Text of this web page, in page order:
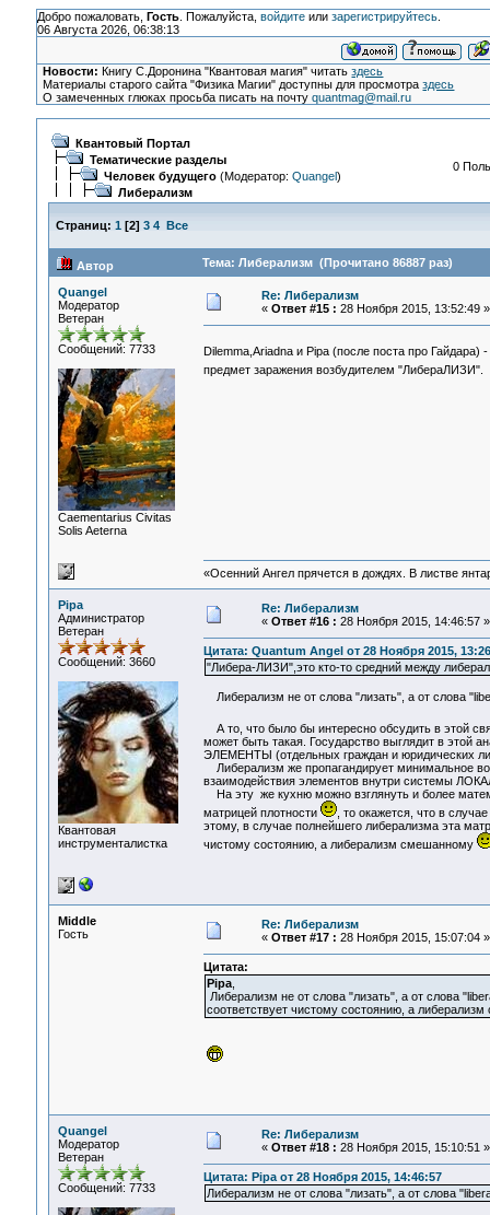
Добро пожаловать, Гость. Пожалуйста, войдитеили зарегистрируйтесь.
06 Августа 2026, 06:38:13
Новости: Книгу С.Доронина "Квантовая магия" читатьздесь
Материалы старого сайта "Физика Магии" доступны для просмотраздесь
О замеченных глюках просьба писать на почтуquantmag@mail.ru
Квантовый Портал
Тематические разделы
Человек будущего(Модератор: Quangel)
Либерализм
0
Страниц: 1 [2] 3 4 Все
Автор Тема: Либерализм (Прочитано 86887 раз)
Quangel
Модератор
Ветеран
Сообщений: 7733
Сaementarius Civitas
Solis Aeterna
Re: Либерализм
« Ответ #15 : 28 Ноября 2015, 13:52:49 »
Dilemma,Ariadna и Pipa (после поста про
предмет заражения возбудителем "ЛибераЛИЗИ".
«Осенний Ангел прячется в дождях. В листве
Pipa
Администратор
Ветеран
Сообщений: 3660
Квантовая
инструменталистка
Re: Либерализм
« Ответ #16 : 28 Ноября 2015, 14:46:57 »
Цитата: Quantum Angel от 28 Ноября 2015,
"Либера-ЛИЗИ",это кто-то средний между
Либерализм не от слова "лизать", а от слова
А то, что было бы интересно обсудить в этой
может быть такая. Государство выглядит в
ЭЛЕМЕНТЫ (отдельных граждан и юридических
Либерализм же пропагандирует минимальное
взаимодействия элементов внутри системы
На эту же кухню можно взглянуть и более
матрицей плотности
, то окажется, что в
этому, в случае полнейшего либерализма эта
чистому состоянию, а либерализм смешанному
Middle
Гость
Re: Либерализм
« Ответ #17 : 28 Ноября 2015, 15:07:04 »
Цитата:
Pipa,
Либерализм не от слова "лизать", а от слова
соответствует чистому состоянию, а
Quangel
Модератор
Ветеран
Сообщений: 7733
Re: Либерализм
« Ответ #18 : 28 Ноября 2015, 15:10:51 »
Цитата: Pipa от 28 Ноября 2015, 14:46:57
Либерализм не от слова "лизать", а от слова